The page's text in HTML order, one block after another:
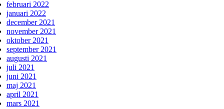
februari 2022
januari 2022
december 2021
november 2021
oktober 2021
september 2021
augusti 2021
juli 2021
juni 2021
maj 2021
april 2021
mars 2021